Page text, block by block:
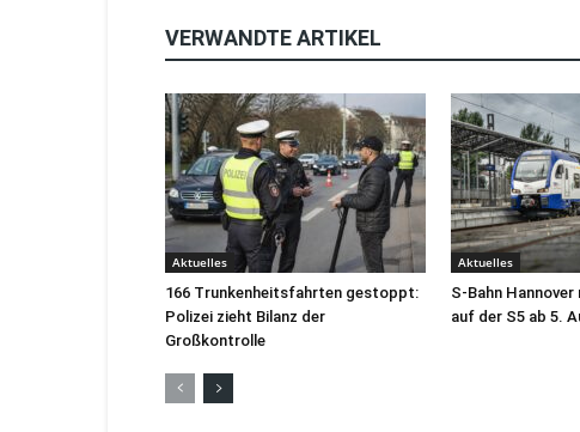
VERWANDTE ARTIKEL
Aktuelles
166 Trunkenheitsfahrten gestoppt:
Polizei zieht Bilanz der
Großkontrolle
Aktuelles
S-Bahn
auf der S5 ab 5.